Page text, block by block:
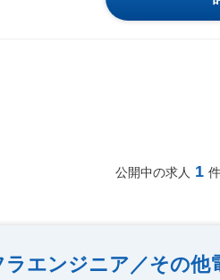
公開中の求人 1 件
ラエンジニア／その他